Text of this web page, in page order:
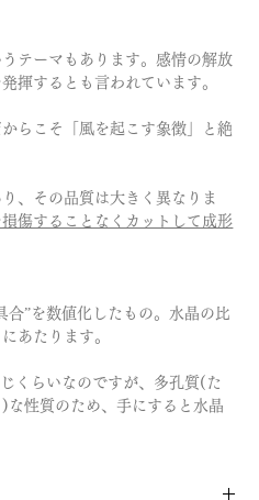
テーマもあります。感情の解放
揮するとも言われています。
らこそ「風を起こす象徴」と絶
、その品質は大きく異なりま
傷することなくカットして成形
合”を数値化したもの。水晶の比
あたります。
くらいなのですが、多孔質(た
な性質のため、手にすると水晶